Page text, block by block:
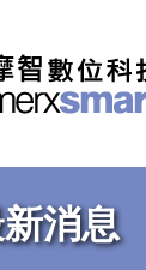
消息